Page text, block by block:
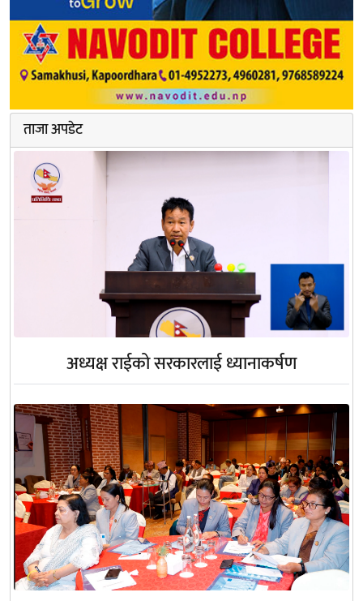
ताजा अपडेट
अध्यक्ष राईको सरकारलाई ध्यानाकर्षण